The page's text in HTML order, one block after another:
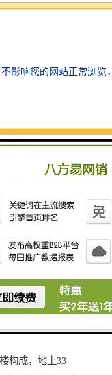
限公司
构成，地上33